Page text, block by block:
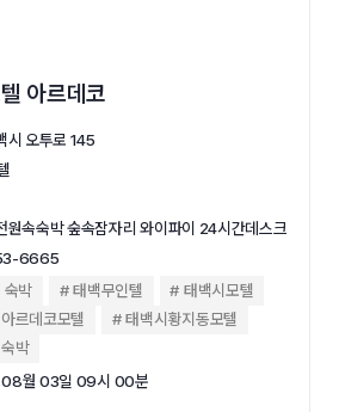
아르데코
시 오투로 145
원속숙박 숲속잠자리 와이파이 24시간데스크
6665
숙박 태백무인텔
태백시모텔
르데코모텔
태백시황지동모텔
박
08월 03일 09시 00분